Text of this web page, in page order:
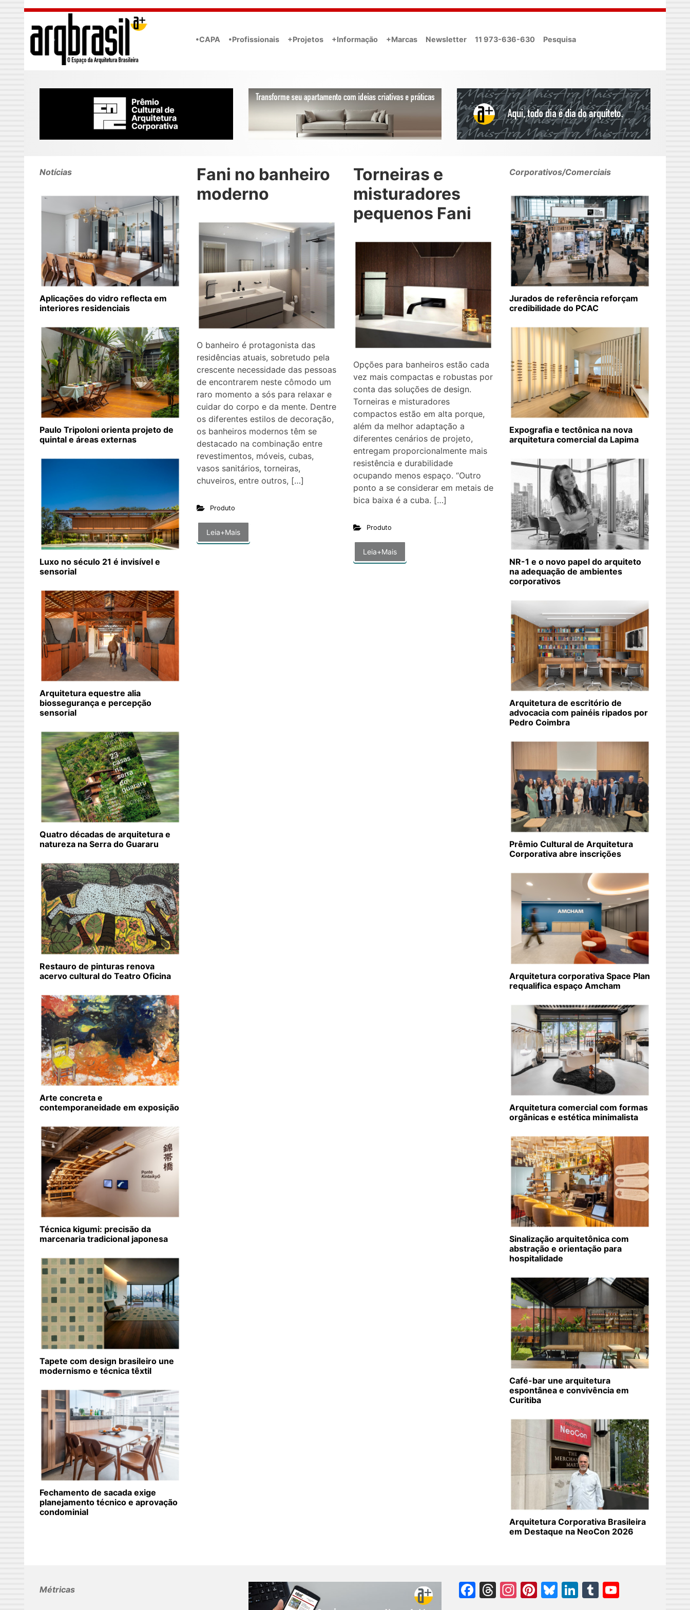
Skip to main content
•CAPA •Profissionais +Projetos +Informação +Marcas Newsletter 11 973-636-630 Pesquisa
Fani no banheiro
moderno
O banheiro é protagonista das
residências atuais, sobretudo pela
crescente necessidade das pessoas
de encontrarem neste cômodo um
raro momento a sós para relaxar e
cuidar do corpo e da mente. Dentre
os diferentes estilos de decoração,
os banheiros modernos têm se
destacado na combinação entre
revestimentos, móveis, cubas,
vasos sanitários, torneiras,
chuveiros, entre outros, […]
Produto
Leia+Mais
Torneiras e
misturadores
pequenos Fani
Opções para banheiros estão cada
vez mais compactas e robustas por
conta das soluções de design.
Torneiras e misturadores
compactos estão em alta porque,
além da melhor adaptação a
diferentes cenários de projeto,
entregam proporcionalmente mais
resistência e durabilidade
ocupando menos espaço. “Outro
ponto a se considerar em metais de
bica baixa é a cuba. […]
Produto
Leia+Mais
Notícias
Aplicações do vidro reflecta em
interiores residenciais
Paulo Tripoloni orienta projeto de
quintal e áreas externas
Luxo no século 21 é invisível e
sensorial
Arquitetura equestre alia
biossegurança e percepção
sensorial
Quatro décadas de arquitetura e
natureza na Serra do Guararu
Restauro de pinturas renova
acervo cultural do Teatro Oficina
Arte concreta e
contemporaneidade em exposição
Técnica kigumi: precisão da
marcenaria tradicional japonesa
Tapete com design brasileiro une
modernismo e técnica têxtil
Fechamento de sacada exige
planejamento técnico e aprovação
condominial
Corporativos/Comerciais
Jurados de referência reforçam
credibilidade do PCAC
Expografia e tectônica na nova
arquitetura comercial da Lapima
NR-1 e o novo papel do arquiteto
na adequação de ambientes
corporativos
Arquitetura de escritório de
advocacia com painéis ripados por
Pedro Coimbra
Prêmio Cultural de Arquitetura
Corporativa abre inscrições
Arquitetura corporativa Space Plan
requalifica espaço Amcham
Arquitetura comercial com formas
orgânicas e estética minimalista
Sinalização arquitetônica com
abstração e orientação para
hospitalidade
Café-bar une arquitetura
espontânea e convivência em
Curitiba
Arquitetura Corporativa Brasileira
em Destaque na NeoCon 2026
Métricas Facebook
Threads
Instagram
Pinterest
Bluesky
LinkedIn
Tumblr